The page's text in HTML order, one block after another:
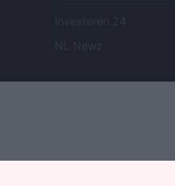
Investeren 24
NL Newz